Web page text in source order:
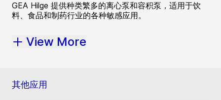
GEA Hilge 提供种类繁多的离心泵和容积泵，适用于饮
料、食品和制药行业的各种敏感应用。
View More
其他应用